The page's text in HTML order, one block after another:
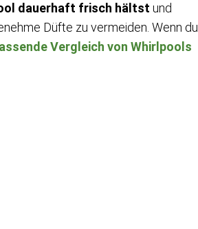
dauerhaft frisch hältst und
Düfte zu vermeiden. Wenn du
Vergleich von Whirlpools